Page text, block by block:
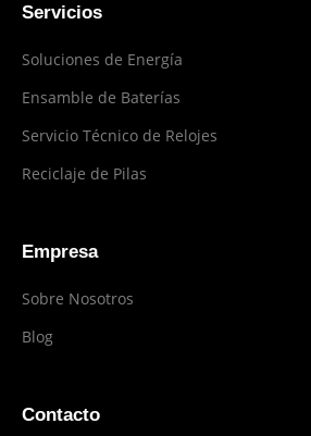
Servicios
Soluciones de Energía
Ensamble de Baterías
Servicio Técnico de Relojes
Reciclaje de Pilas
Empresa
Sobre Nosotros
Blog
Contacto